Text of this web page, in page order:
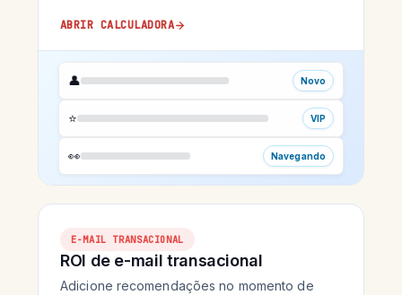
ABRIR CALCULADORA
👤 Novo
⭐ VIP
👀 Navegando
E-MAIL TRANSACIONAL
ROI de e-mail transacional
Adicione recomendações no momento de